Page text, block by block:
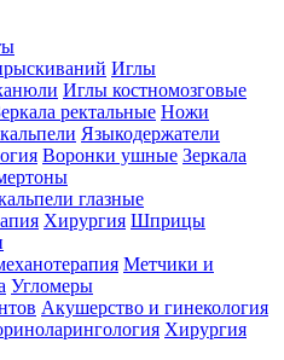
Иглы
Иглы костномозговые
ректальные Ножи
Языкодержатели
Воронки ушные Зеркала
глазные
Хирургия Шприцы
Метчики и
Угломеры
Акушерство и гинекология
Хирургия